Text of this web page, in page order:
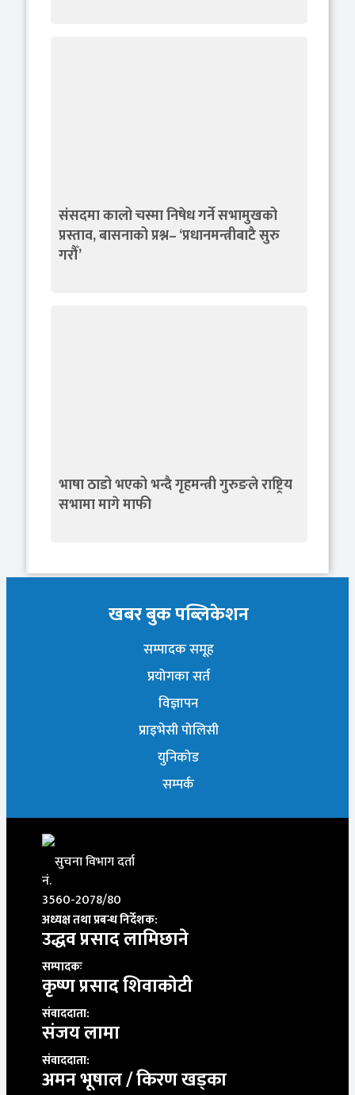
संसदमा कालो चस्मा निषेध गर्ने सभामुखको
प्रस्ताव, बासनाको प्रश्न– ‘प्रधानमन्त्रीबाटै सुरु
गरौँ’
भाषा ठाडो भएको भन्दै गृहमन्त्री गुरुङले राष्ट्रिय
सभामा मागे माफी
खबर बुक पब्लिकेशन
सम्पादक समूह
प्रयोगका सर्त
विज्ञापन
प्राइभेसी पोलिसी
युनिकोड
सम्पर्क
सुचना विभाग दर्ता
नं.
3560-2078/80
अध्यक्ष तथा प्रबन्ध निर्देशक:
उद्धव प्रसाद लामिछाने
सम्पादकः
कृष्ण प्रसाद शिवाकाेटी
संवाददाता:
संजय लामा
संवाददाता:
अमन भूषाल / किरण खड्का